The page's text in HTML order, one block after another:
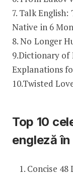
7. Talk
Native in 6
8. No Longer
9.Dictionary of
Explanations
10.Twisted
Top 10
engleză
Concise 48